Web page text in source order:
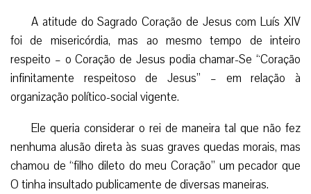
A atitude do Sagrado Coração de Jesus com Luís XIV
foi de misericórdia, mas ao mesmo tempo de inteiro
respeito – o Coração de Jesus podia chamar-Se “Coração
infinitamente respeitoso de Jesus” – em relação à
organização político-social vigente.
Ele queria considerar o rei de maneira tal que não fez
nenhuma alusão direta às suas graves quedas morais, mas
chamou de “filho dileto do meu Coração” um pecador que
O tinha insultado publicamente de diversas maneiras.